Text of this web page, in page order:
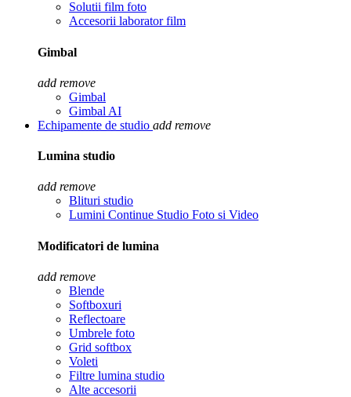
Solutii film foto
Accesorii laborator film
Gimbal
add remove
Gimbal
Gimbal AI
Echipamente de studio add remove
Lumina studio
add remove
Blituri studio
Lumini Continue Studio Foto si Video
Modificatori de lumina
add remove
Blende
Softboxuri
Reflectoare
Umbrele foto
Grid softbox
Voleti
Filtre lumina studio
Alte accesorii